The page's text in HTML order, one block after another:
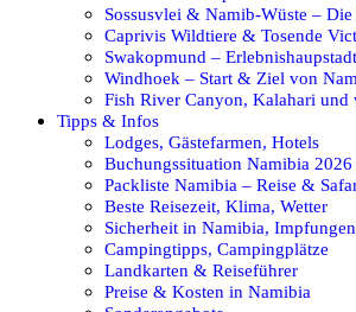
Sossusvlei & Namib-Wüste –
Caprivis Wildtiere & Tosende
Swakopmund –
Windhoek – Start & Ziel von
Fish River Canyon, Kalahari
Tipps & Infos
Lodges, Gästefarmen, Hotels
Buchungssituation Namibia
Packliste Namibia – Reise &
Beste Reisezeit, Klima, Wetter
Sicherheit in Namibia,
Campingtipps, Campingplätze
Landkarten & Reiseführer
Preise & Kosten in Namibia